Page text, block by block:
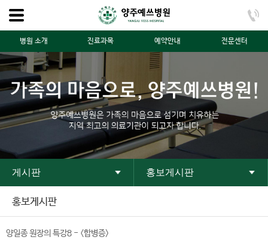
병원 소개 진료과목 예약안내 전문센터
게시판 홍보게시판
홍보게시판
양일종 원장의 특강8 - <합병증>